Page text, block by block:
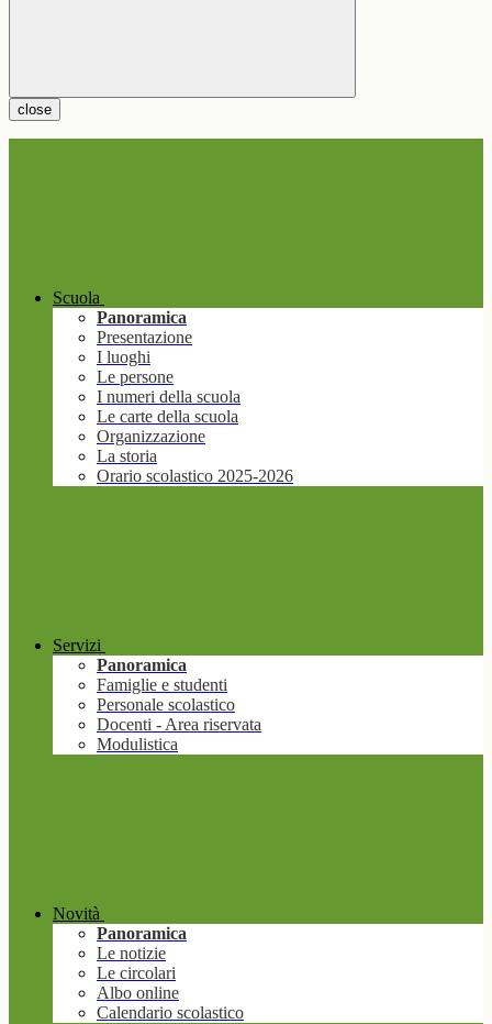
close
Scuola
Panoramica
Presentazione
I luoghi
Le persone
I numeri della scuola
Le carte della scuola
Organizzazione
La storia
Orario scolastico 2025-2026
Servizi
Panoramica
Famiglie e studenti
Personale scolastico
Docenti - Area riservata
Modulistica
Novità
Panoramica
Le notizie
Le circolari
Albo online
Calendario scolastico